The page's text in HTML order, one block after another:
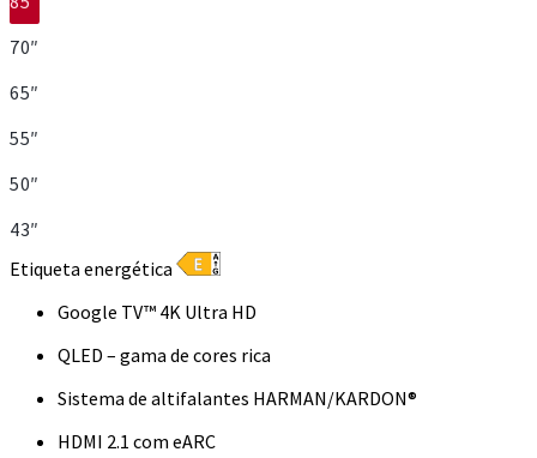
70″
65″
55″
50″
43″
Etiqueta energética
Google TV™ 4K Ultra HD
QLED – gama de cores rica
Sistema de altifalantes HARMAN/KARDON®
HDMI 2.1 com eARC